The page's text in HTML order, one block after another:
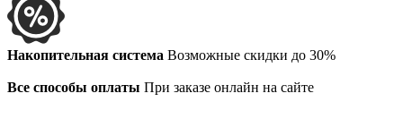
Накопительная система Возможные скидки до 30%
Все способы оплаты При заказе онлайн на сайте